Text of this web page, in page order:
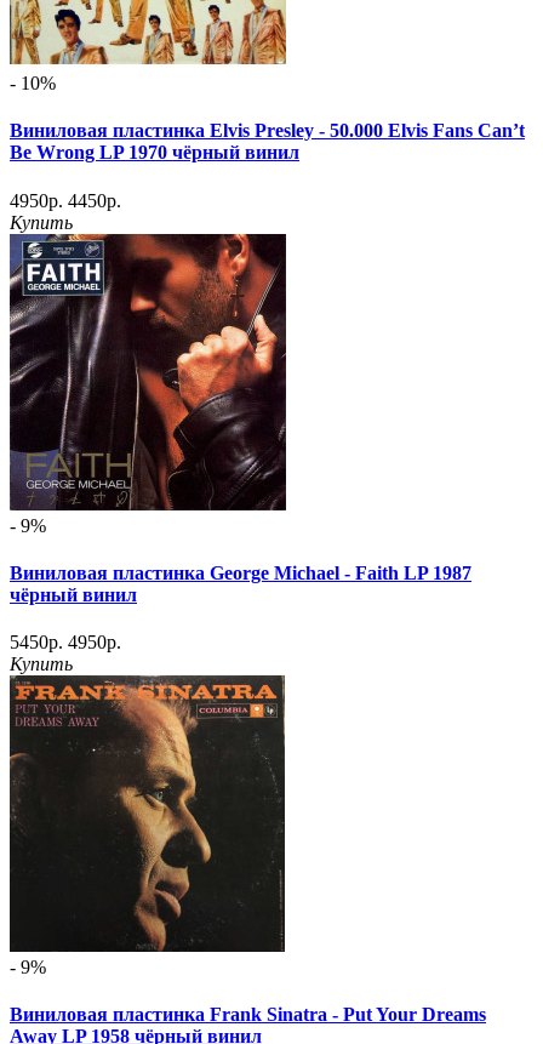
- 10%
Виниловая пластинка Elvis Presley - 50.000 Elvis Fans Can’t
Be Wrong LP 1970 чёрный винил
4950р. 4450р.
Купить
- 9%
Виниловая пластинка George Michael - Faith LP 1987
чёрный винил
5450р. 4950р.
Купить
- 9%
Виниловая пластинка Frank Sinatra - Put Your Dreams
Away LP 1958 чёрный винил